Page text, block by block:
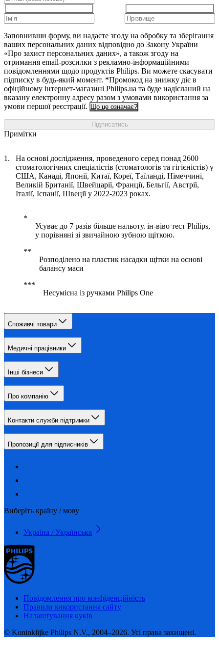
Заповнивши форму, ви надаєте згоду на обробку та зберігання
ваших персональних даних відповідно до Закону України
«Про захист персональних даних», а також згоду на
отримання email-розсилки з рекламно-інформаційними
повідомленнями щодо продуктів Philips. Ви можете скасувати
підписку в будь-який момент. *Промокод на знижку діє в
офіційному інтернет-магазині Philips.ua та буде надісланий на
вказану електронну адресу разом з умовами використання за
умови першої реєстрації. Що це означає?
Підписатись
Примітки
На основі дослідження, проведеного серед понад 2600
стоматологічних спеціалістів (стоматологів та гігієністів) у
США, Канаді, Японії, Китаї, Кореї, Таїланді, Німеччині,
Великій Британії, Швейцарії, Франції, Бельгії, Австрії,
Італії, Іспанії, Швеції у 2022-2023 роках. ​
Усуває до 7 разів більше нальоту. ін-віво тест Philips,
у порівняні зі звичайною зубною щіткою.
Розподілено на пластик насадки щітки на основі
балансу маси
Несумісна із ручками Philips One
Споживчі товари
Медичні працівники
Інші бізнеси
Про компанію
Контакти служби підтримки
Пропозиції для підписників
Виберіть країну / мову
Україна / Українська
Повідомлення про конфіденційність
Правила використання сайту
Налаштування куків
© Koninklijke Philips N.V., 2004–2026. Усі права захищені.